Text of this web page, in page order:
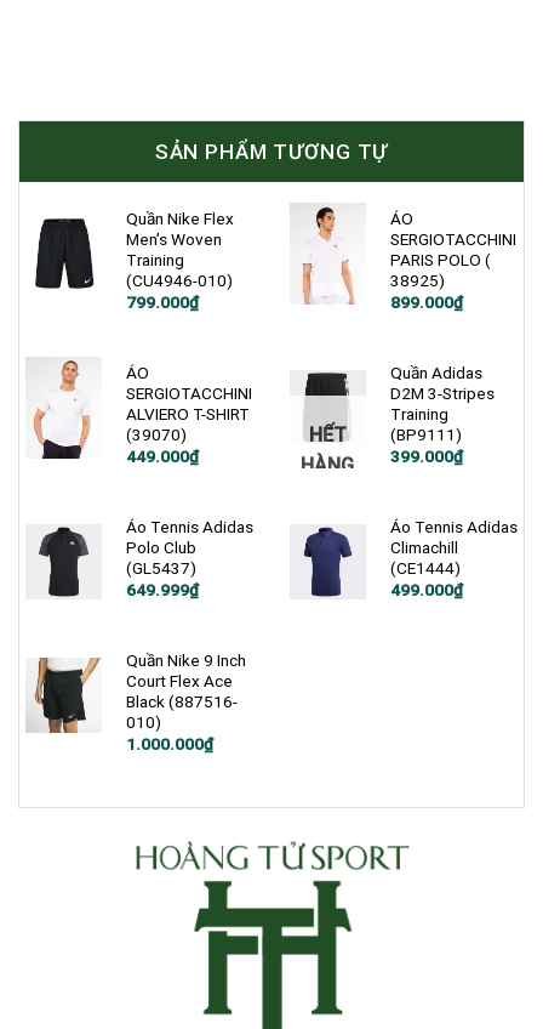
SẢN PHẨM TƯƠNG TỰ
Quần Nike Flex
Men’s Woven
Training
(CU4946-010)
Giá
799.000₫
Giá
799.000₫.
ÁO
SERGIOTACCHINI
PARIS POLO (
38925)
899.000₫
ÁO
SERGIOTACCHINI
ALVIERO T-SHIRT
(39070)
449.000₫
HẾT
HÀNG
Quần Adidas
D2M 3-Stripes
Training
(BP9111)
Giá
399.000₫
Giá
399.000₫.
Áo Tennis Adidas
Polo Club
(GL5437)
Giá
649.999₫
Giá
649.999₫.
Áo Tennis Adidas
Climachill
(CE1444)
Giá
499.000₫
Giá
Quần Nike 9 Inch
Court Flex Ace
Black (887516-
010)
Giá
1.000.000₫
Giá
1.000.000₫.